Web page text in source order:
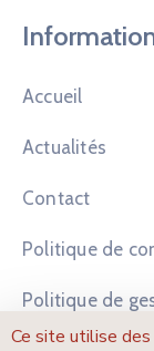
Accueil
Actualités
Contact
Politique de
Politique de
Ce site utilise